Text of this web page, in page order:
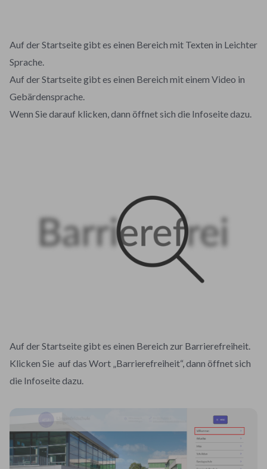
Auf der Startseite gibt es einen Bereich mit Texten in Leichter
Sprache.
Auf der Startseite gibt es einen Bereich mit einem Video in
Gebärdensprache.
Wenn Sie darauf klicken, dann öffnet sich die Infoseite dazu.
Auf der Startseite gibt es einen Bereich zur Barrierefreiheit.
Klicken Sie auf das Wort „Barrierefreiheit“, dann öffnet sich
die Infoseite dazu.